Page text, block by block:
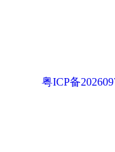
粤ICP备